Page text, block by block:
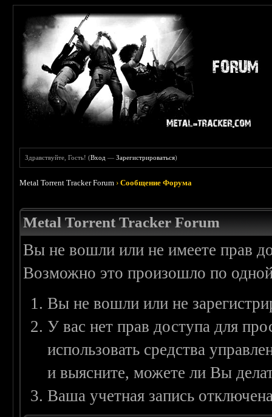
Здравствуйте, Гость! (Вход —Зарегистрироваться)
Metal Torrent Tracker Forum ›Сообщение Форума
Metal Torrent Tracker Forum
Вы не вошли или не имеете прав
Возможно это произошло по
Вы не вошли или не
У вас нет прав доступа для
использовать средства
и выясните, можете ли Вы
Ваша учетная запись